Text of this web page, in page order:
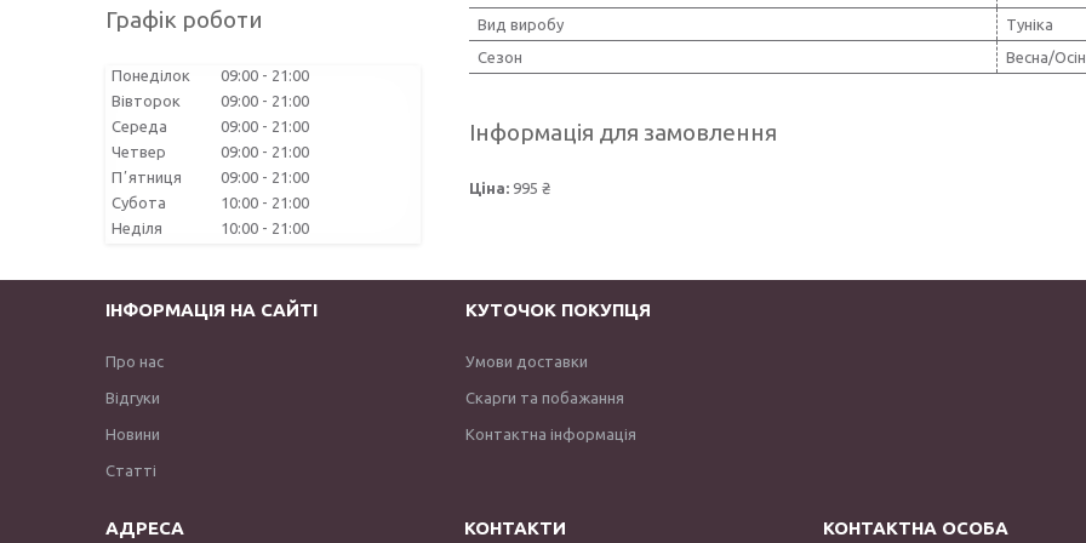
Вид виробу
Туніка
Сезон
Весна/
Інформація для замовлення
Ціна: 995 ₴
Графік роботи
Понеділок 09:00
21:00
Вівторок
09:00
21:00
Середа
09:00
21:00
Четвер
09:00
21:00
Пʼятниця
09:00
21:00
Субота
10:00
21:00
Неділя
10:00 21:00
ІНФОРМАЦІЯ НА САЙТІ
Про нас
Відгуки
Новини
Статті
КУТОЧОК ПОКУПЦЯ
Умови доставки
Скарги та побажання
Контактна інформація